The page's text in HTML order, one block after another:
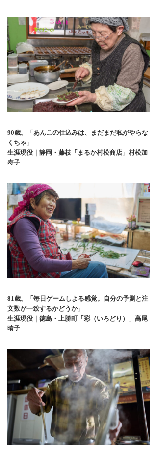
90歳。「あんこの仕込みは、まだまだ私がやらな
くちゃ」
生涯現役｜静岡・藤枝「まるか村松商店」村松加
寿子
81歳。「毎日ゲームしよる感覚。自分の予測と注
文数が一致するかどうか」
生涯現役｜徳島・上勝町「彩（いろどり）」高尾
晴子